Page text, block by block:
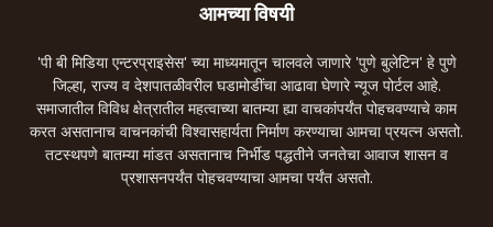
आमच्या विषयी
'पी बी मिडिया एन्टरप्राइसेस' च्या माध्यमातून चालवले जाणारे 'पुणे बुलेटिन' हे पुणे
जिल्हा, राज्य व देशपातळीवरील घडामोडींचा आढावा घेणारे न्यूज पोर्टल आहे.
समाजातील विविध क्षेत्रातील महत्वाच्या बातम्या ह्या वाचकांपर्यंत पोहचवण्याचे काम
करत असतानाच वाचनकांची विश्वासहार्यता निर्माण करण्याचा आमचा प्रयत्न असतो.
तटस्थपणे बातम्या मांडत असतानाच निर्भीड पद्धतीने जनतेचा आवाज शासन व
प्रशासनपर्यंत पोहचवण्याचा आमचा पर्यंत असतो.